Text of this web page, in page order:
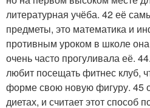
литературная учёба. 42 её
предметы, это математика и
противным уроком в школе она
очень часто прогуливала её.
любит посещать фитнес клуб,
форме свою новую фигуру. 45
диетах, и считает этот способ